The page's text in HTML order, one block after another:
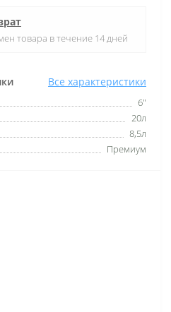
Все характеристики
6"
20л
8,5л
Премиум
товара в течение 14 дней